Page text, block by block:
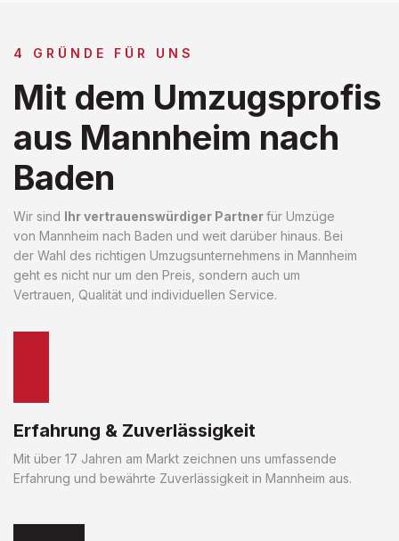
4 GRÜNDE FÜR UNS
Mit dem Umzugsprofis
aus Mannheim nach
Baden
Wir sind Ihr vertrauenswürdiger Partnerfür Umzüge
von Mannheim nach Baden und weit darüber hinaus. Bei
der Wahl des richtigen Umzugsunternehmens in Mannheim
geht es nicht nur um den Preis, sondern auch um
Vertrauen, Qualität und individuellen Service.
Erfahrung & Zuverlässigkeit
Mit über 17 Jahren am Markt zeichnen uns umfassende
Erfahrung und bewährte Zuverlässigkeit in Mannheim aus.